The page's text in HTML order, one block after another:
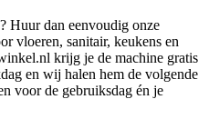
Huur dan eenvoudig onze
vloeren, sanitair, keukens en
krijg je de machine gratis
en wij halen hem de volgende
voor de gebruiksdag én je